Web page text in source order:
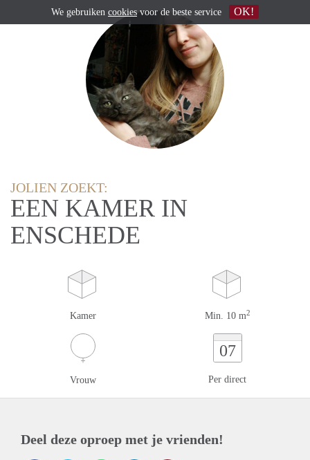
JOLIEN ZOEKT:
EEN KAMER IN
ENSCHEDE
Kamer Min. 10 m2
Vrouw
07
Per direct
Deel deze oproep met je vrienden!
We gebruiken cookiesvoor de beste service OK!